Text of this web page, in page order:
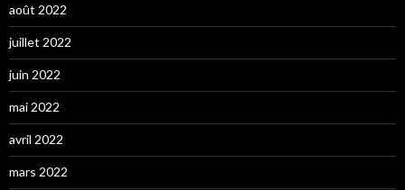
août 2022
juillet 2022
juin 2022
mai 2022
avril 2022
mars 2022